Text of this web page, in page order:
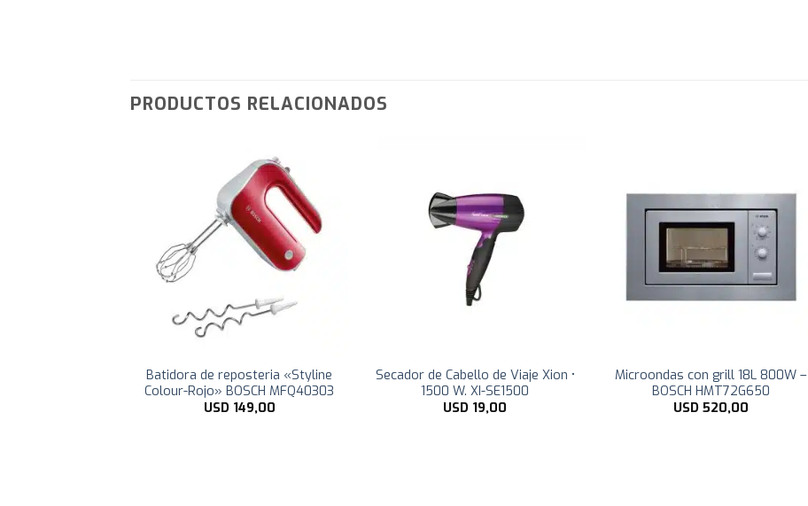
PRODUCTOS RELACIONADOS
Batidora de reposteria «Styline
Colour-Rojo» BOSCH MFQ40303
USD 149,00
Secador de Cabello de Viaje Xion •
1500 W. XI-SE1500
USD 19,00
Microondas con grill 18L 800W –
BOSCH HMT72G650
USD520,00